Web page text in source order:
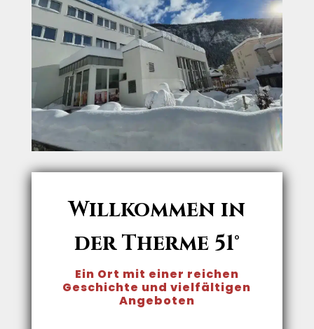
Willkommen in
der Therme 51°
Ein Ort mit einer reichen
Geschichte und vielfältigen
Angeboten